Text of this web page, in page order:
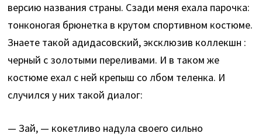
версию названия страны. Сзади меня ехала парочка:
тонконогая брюнетка в крутом спортивном костюме.
Знаете такой адидасовский, эксклюзив коллекшн :
черный с золотыми переливами. И в таком же
костюме ехал с ней крепыш со лбом теленка. И
случился у них такой диалог:
— Зай, — кокетливо надула своего сильно